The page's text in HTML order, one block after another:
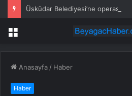
Menü
Anasayfa / Haber
Haber